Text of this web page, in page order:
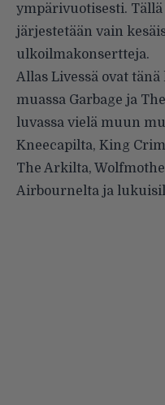
ympärivuotisesti. Tällä
järjestetään vain
ulkoilmakonsertteja.
Allas Livessä ovat
muassa Garbage ja
luvassa vielä muun
Kneecapilta, King
The Arkilta,
Airbournelta ja